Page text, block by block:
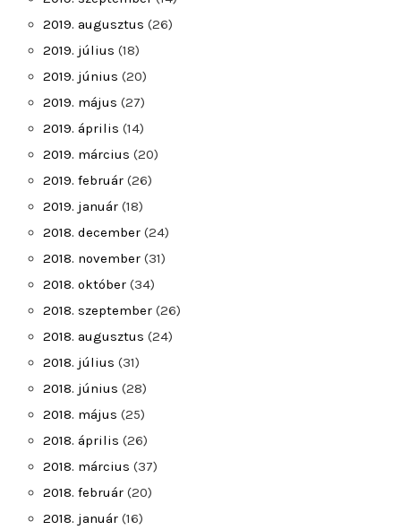
2019. augusztus (26)
2019. július (18)
2019. június (20)
2019. május (27)
2019. április (14)
2019. március (20)
2019. február (26)
2019. január (18)
2018. december (24)
2018. november (31)
2018. október (34)
2018. szeptember (26)
2018. augusztus (24)
2018. július (31)
2018. június (28)
2018. május (25)
2018. április (26)
2018. március (37)
2018. február (20)
2018. január (16)